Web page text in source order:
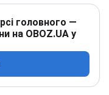
головного —
на OBOZ.UA у